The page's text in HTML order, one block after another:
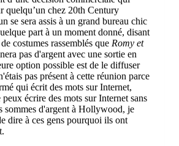
quelqu’un chez 20th Century
se sera assis à un grand bureau chic
part à un moment donné, disant
costumes rassemblés que Romy et
pas d'argent avec une sortie en
option possible est de le diffuser
pas présent à cette réunion parce
qui écrit des mots sur Internet,
écrire des mots sur Internet sans
sommes d'argent à Hollywood, je
dire à ces gens pourquoi ils ont